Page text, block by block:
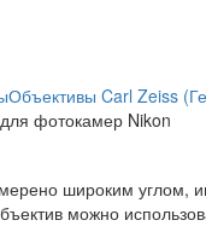
Объективы Carl Zeiss
фотокамер Nikon
широким углом,
можно